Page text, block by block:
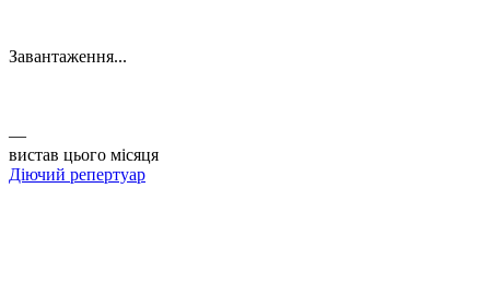
Завантаження...
—
вистав цього місяця
Діючий репертуар